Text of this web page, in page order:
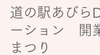
道の駅あびら
ーション 開
まつり